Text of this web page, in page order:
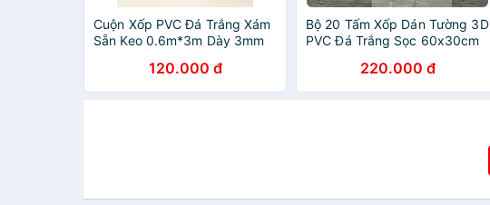
Cuộn Xốp PVC Đá Trắng Xám
Sẵn Keo 0.6m*3m Dày 3mm
120.000 đ
Bộ 20 Tấm Xốp Dán Tường 3D
PVC Đá Trắng Sọc 60x30cm
Sang Trọng220.000 đ